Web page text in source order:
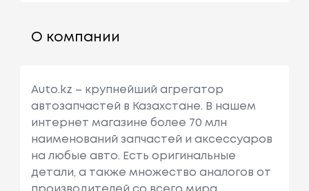
О компании
Auto.kz – крупнейший агрегатор
автозапчастей в Казахстане. В нашем
интернет магазине более 70 млн
наименований запчастей и аксессуаров
на любые авто. Есть оригинальные
детали, а также множество аналогов от